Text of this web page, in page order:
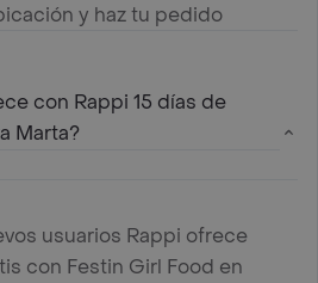
y haz tu pedido
con Rappi 15 días de
Marta?
usuarios Rappi ofrece
con Festin Girl Food en